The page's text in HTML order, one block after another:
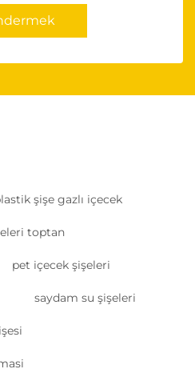
şişe gazlı içecek
toptan
pet içecek şişeleri
saydam su şişeleri